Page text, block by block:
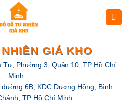
GIÁ KHO
Tự, Phường 3, Quận 10, TP Hồ Chí
Minh
đường 6B, KDC Dương Hồng, Bình
TP Hồ Chí Minh